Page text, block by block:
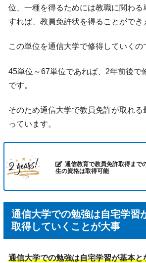
位、一種を得るためには教職に関わる
すれば、教員免許状を得ることができ
この単位を通信大学で修得していくの
45単位～67単位であれば、2年前後で
です。
そのため通信大学で教員免許が取れる
っています。
通信教育で教員免許取得ま
生の資格は取得可能
通信大学での勉強は自宅学
取得していくことが大事
通信大学での勉強は自宅学習が基本と